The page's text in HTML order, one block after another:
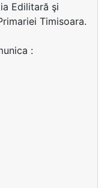
Edilitară şi
Timisoara.
: